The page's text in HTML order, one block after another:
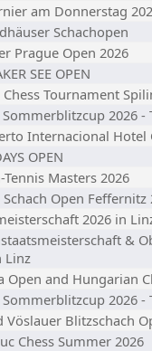
am Donnerstag
Schachopen
Prague Open 2026
SEE OPEN
Tournament
Sommerblitzcup 2026 -
Internacional Hotel
OPEN
Tennis Masters 2026
Open Feffernitz
2026 in
&
Linz
Open and Hungarian
Sommerblitzcup 2026 -
Vöslauer Blitzschach
Chess Summer 2026